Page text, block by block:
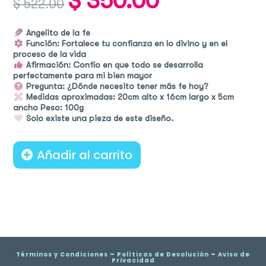
$522.00 price
$ 522.00.
price
Angelito de la fe
Función: Fortalece tu confianza en lo divino y en el
proceso de la vida
Afirmación: Confío en que todo se desarrolla
perfectamente para mi bien mayor
Pregunta: ¿Dónde necesito tener más fe hoy?
Medidas aproximadas: 20cm alto x 16cm largo x 5cm
ancho Peso: 100g
Solo existe una pieza de este diseño.
Añadir al carrito
Términos y Condiciones – Políticas de Devolución – Aviso de
Privacidad